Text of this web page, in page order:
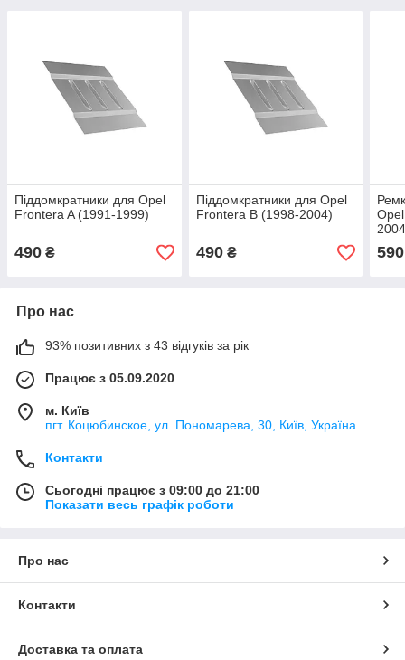
Піддомкратники для Opel
Frontera A (1991-1999)
490 ₴
Піддомкратники для Opel
Frontera B (1998-2004)
490₴ 590
Про нас
93% позитивних з 43 відгуків за рік
Працює з 05.09.2020
м. Київ
пгт. Коцюбинское, ул. Пономарева, 30, Київ, Україна
Контакти
Сьогодні працює з 09:00 до 21:00
Показати весь графік роботи
Про нас
Контакти
Доставка та оплата